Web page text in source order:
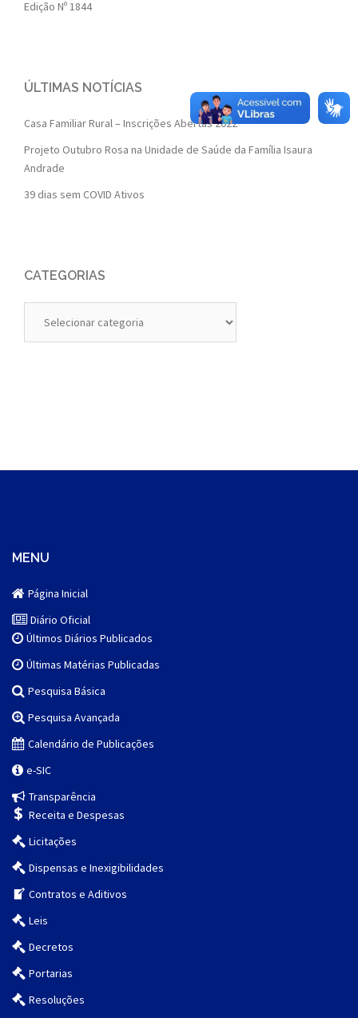
Edição Nº 1844
ÚLTIMAS NOTÍCIAS
Casa Familiar Rural – Inscrições Abertas 2022
Projeto Outubro Rosa na Unidade de Saúde da Família Isaura
Andrade
39 dias sem COVID Ativos
CATEGORIAS
MENU
Página Inicial
Diário Oficial
Últimos Diários Publicados
Últimas Matérias Publicadas
Pesquisa Básica
Pesquisa Avançada
Calendário de Publicações
e-SIC
Transparência
Receita e Despesas
Licitações
Dispensas e Inexigibilidades
Contratos e Aditivos
Leis
Decretos
Portarias
Resoluções